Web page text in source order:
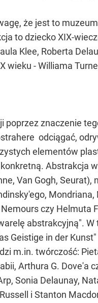
że jest to
to dziecko XIX-
Klee, Roberta
wieku - Williama
znaczenie
 odciągać,
elementów
Abstrakcja
Van Gogh, Seurat),
czy Helmuta
abstrakcyjną".
Geistige in der
m.in. twórczość:
Arthura G. Dove'a
Sonia Delaunay,
i Stanton